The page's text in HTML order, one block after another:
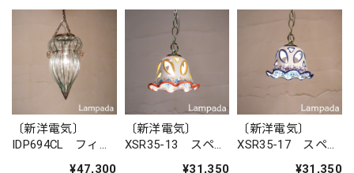
〔新洋電気〕
IDP694CL フィリ
¥47,300
〔新洋電気〕
XSR35-13 スペイ
¥31,350
〔新洋電気〕
XSR35-17 スペイ
¥31,350